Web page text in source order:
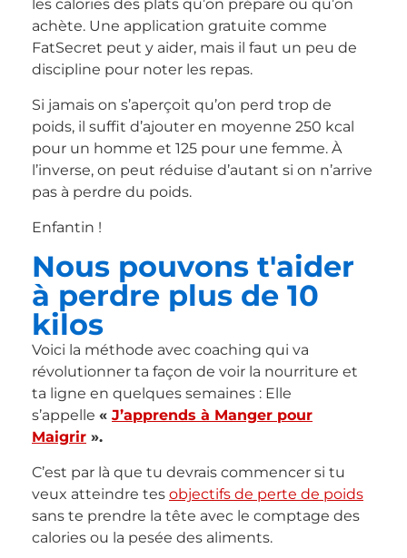
les calories des plats qu’on prépare ou qu’on
achète. Une application gratuite comme
FatSecret peut y aider, mais il faut un peu de
discipline pour noter les repas.
Si jamais on s’aperçoit qu’on perd trop de
poids, il suffit d’ajouter en moyenne 250 kcal
pour un homme et 125 pour une femme. À
l’inverse, on peut réduise d’autant si on n’arrive
pas à perdre du poids.
Enfantin !
Nous pouvons t'aider
à perdre plus de 10
kilos
Voici la méthode avec coaching qui va
révolutionner ta façon de voir la nourriture et
ta ligne en quelques semaines : Elle
s’appelle « J’apprends à Manger pour
Maigrir ».
C’est par là que tu devrais commencer si tu
veux atteindre tes objectifs de perte de poids
sans te prendre la tête avec le comptage des
calories ou la pesée des aliments.